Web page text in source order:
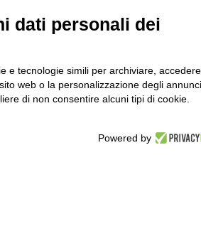
video, storie e webinar.
dati personali dei
e tecnologie simili per archiviare, accedere
web o la personalizzazione degli annunci.
di non consentire alcuni tipi di cookie.
Powered by